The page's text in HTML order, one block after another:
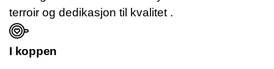
terroir og dedikasjon til kvalitet.
I koppen